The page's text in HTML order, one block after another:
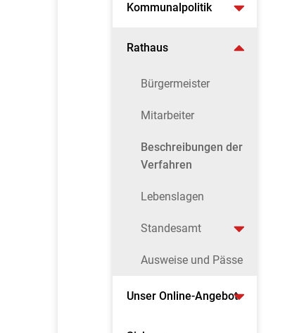
Kommunalpolitik
Rathaus
Bürgermeister
Mitarbeiter
Beschreibungen der
Verfahren
Lebenslagen
Standesamt
Ausweise und Pässe
Unser Online-Angebot